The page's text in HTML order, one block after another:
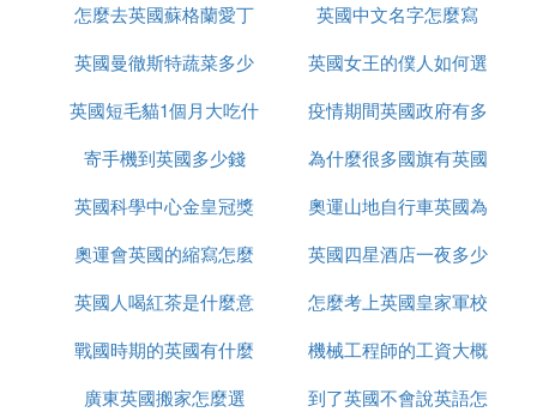
查爾斯王子（HRH Prince Charles），全名查爾斯·
菲利普·亞瑟·喬治·蒙巴頓-溫莎，現任英國王儲，下一
和愛丁堡公爵菲利普親王的長子，是英國歷史上最長
時間的王儲。
2、威廉王子
巴頓-溫莎，王儲威爾士親王查爾斯與原配妻子黛安
娜王妃的長子，英女王伊麗莎白二世與菲利普親王的
號繼承人。
3、亨利王子
槍進出生島
強社會保障
怎麼去英國蘇格蘭愛丁
堡
英國中文名字怎麼寫
英國曼徹斯特蔬菜多少
錢
英國女王的僕人如何選
的
英國短毛貓1個月大吃什
麼
疫情期間英國政府有多
少錢
寄手機到英國多少錢
為什麼很多國旗有英國
英國科學中心金皇冠獎
是什麼
奧運山地自行車英國為
什麼很厲害
奧運會英國的縮寫怎麼
改了
英國四星酒店一夜多少
錢
英國人喝紅茶是什麼意
思
怎麼考上英國皇家軍校
戰國時期的英國有什麼
事件
機械工程師的工資大概
多少英國
廣東英國搬家怎麼選
到了英國不會說英語怎